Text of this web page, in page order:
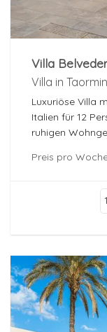
Villa
Villa in
Luxuriöse Villa
Italien für 12
ruhigen
Preis pro